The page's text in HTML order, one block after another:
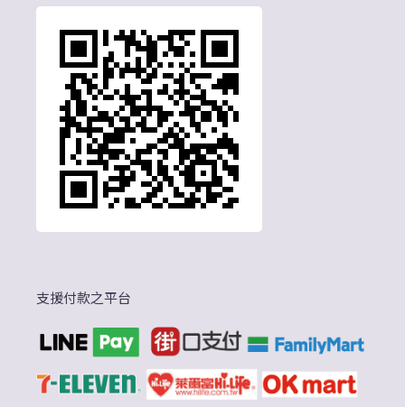
支援付款之平台